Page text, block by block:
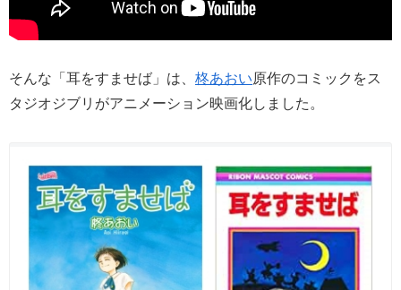
そんな「耳をすませば」は、 柊あおい原作のコミックをス
タジオジブリがアニメーション映画化しました。